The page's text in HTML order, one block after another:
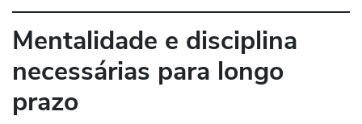
Mentalidade e disciplina
necessárias para longo
prazo